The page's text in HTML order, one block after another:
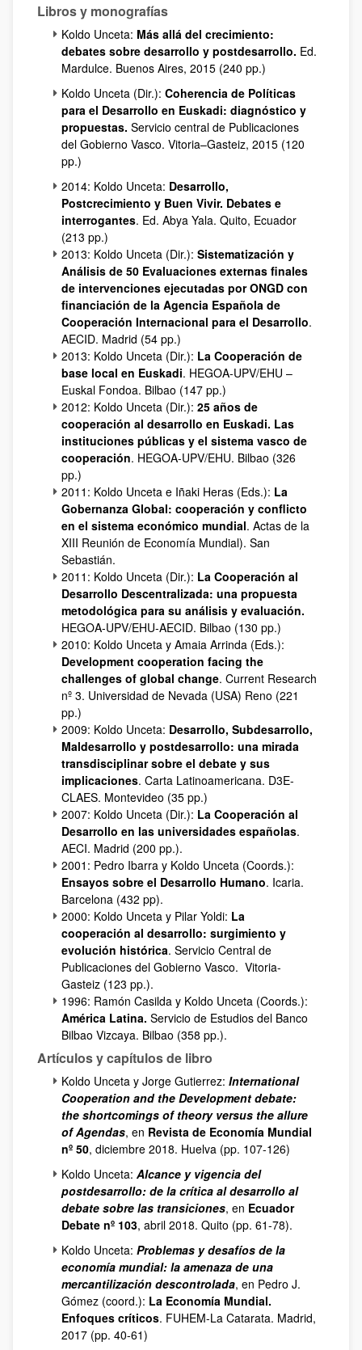
Libros y monografías
Koldo Unceta: Más allá del crecimiento:
debates sobre desarrollo y postdesarrollo. Ed.
Mardulce. Buenos Aires, 2015 (240 pp.)
Koldo Unceta (Dir.): Coherencia de Políticas
para el Desarrollo en Euskadi: diagnóstico y
propuestas. Servicio central de Publicaciones
del Gobierno Vasco. Vitoria–Gasteiz, 2015 (120
pp.)
2014: Koldo Unceta: Desarrollo,
Postcrecimiento y Buen Vivir. Debates e
interrogantes. Ed. Abya Yala. Quito, Ecuador
(213 pp.)
2013: Koldo Unceta (Dir.): Sistematización y
Análisis de 50 Evaluaciones externas finales
de intervenciones ejecutadas por ONGD con
financiación de la Agencia Española de
Cooperación Internacional para el Desarrollo.
AECID. Madrid (54 pp.)
2013: Koldo Unceta (Dir.): La Cooperación de
base local en Euskadi. HEGOA-UPV/EHU –
Euskal Fondoa. Bilbao (147 pp.)
2012: Koldo Unceta (Dir.): 25 años de
cooperación al desarrollo en Euskadi. Las
instituciones públicas y el sistema vasco de
cooperación. HEGOA-UPV/EHU. Bilbao (326
pp.)
2011: Koldo Unceta e Iñaki Heras (Eds.): La
Gobernanza Global: cooperación y conflicto
en el sistema económico mundial. Actas de la
XIII Reunión de Economía Mundial). San
Sebastián.
2011: Koldo Unceta (Dir.): La Cooperación al
Desarrollo Descentralizada: una propuesta
metodológica para su análisis y evaluación.
HEGOA-UPV/EHU-AECID. Bilbao (130 pp.)
2010: Koldo Unceta y Amaia Arrinda (Eds.):
Development cooperation facing the
challenges of global change. Current Research
nº 3. Universidad de Nevada (USA) Reno (221
pp.)
2009: Koldo Unceta: Desarrollo, Subdesarrollo,
Maldesarrollo y postdesarrollo: una mirada
transdisciplinar sobre el debate y sus
implicaciones. Carta Latinoamericana. D3E-
CLAES. Montevideo (35 pp.)
2007: Koldo Unceta (Dir.): La Cooperación al
Desarrollo en las universidades españolas.
AECI. Madrid (200 pp.).
2001: Pedro Ibarra y Koldo Unceta (Coords.):
Ensayos sobre el Desarrollo Humano. Icaria.
Barcelona (432 pp).
2000: Koldo Unceta y Pilar Yoldi: La
cooperación al desarrollo: surgimiento y
evolución histórica. Servicio Central de
Publicaciones del Gobierno Vasco. Vitoria-
Gasteiz (123 pp.).
1996: Ramón Casilda y Koldo Unceta (Coords.):
América Latina. Servicio de Estudios del Banco
Bilbao Vizcaya. Bilbao (358 pp.).
Artículos y capítulos de libro
Koldo Unceta y Jorge Gutierrez: International
Cooperation and the Development debate:
the shortcomings of theory versus the allure
of Agendas, en Revista de Economía Mundial
nº 50, diciembre 2018. Huelva (pp. 107-126)
Koldo Unceta: Alcance y vigencia del
postdesarrollo: de la crítica al desarrollo al
debate sobre las transiciones, en Ecuador
Debate nº 103, abril 2018. Quito (pp. 61-78).
Koldo Unceta: Problemas y desafíos de la
economía mundial: la amenaza de una
mercantilización descontrolada, en Pedro J.
Gómez (coord.): La Economía Mundial.
Enfoques críticos. FUHEM-La Catarata. Madrid,
2017 (pp. 40-61)